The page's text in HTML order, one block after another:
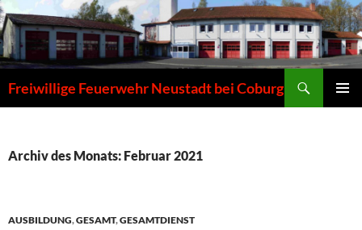
Zum
Inhalt
springen
Freiwillige Feuerwehr Neustadt bei Coburg
Archiv des Monats: Februar 2021
AUSBILDUNG,GESAMT,GESAMTDIENST